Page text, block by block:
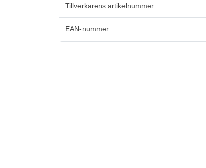
Tillverkarens artikelnummer
EAN-nummer